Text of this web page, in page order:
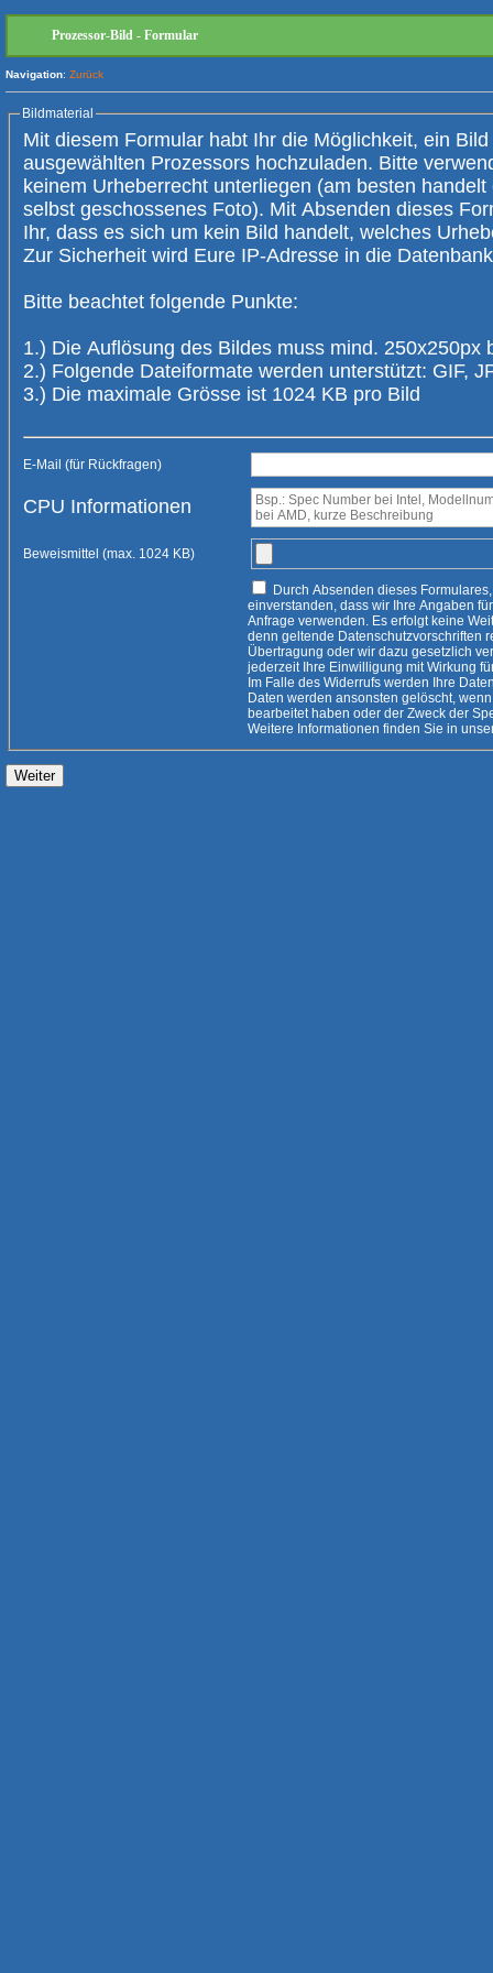
Prozessor-Bild - Formular
Navigation: Zurück
Bildmaterial
Mit diesem Formular habt Ihr die Möglichkeit, ein Bild
ausgewählten Prozessors hochzuladen. Bitte verwendet nur Bilder, die
keinem Urheberrecht unterliegen (am besten handelt es sich um ein
selbst geschossenes Foto). Mit Absenden dieses
Ihr, dass es sich um kein Bild handelt, welches Urheberrechte verletzt.
Zur Sicherheit wird Eure IP-
Bitte beachtet folgende Punkte:
1.) Die Auflösung des Bildes muss mind. 250x250px
2.) Folgende Dateiformate werden unterstützt: GIF,
3.) Die maximale Grösse ist 1024 KB pro Bild
E-Mail (für Rückfragen)
CPU Informationen
Beweismittel (max. 1024 KB)
einverstanden, dass wir Ihre Angaben für die Beantwortung Ihrer
Anfrage verwenden. Es erfolgt keine Weitergabe an Dritte, es sei
denn geltende Datenschutzvorschriften rechtfertigen eine
Übertragung oder wir dazu gesetzlich
jederzeit Ihre Einwilligung mit Wirkung
Im Falle des Widerrufs werden Ihre Daten
Daten werden ansonsten gelöscht,
bearbeitet haben oder der Zweck der Speicherung entfallen ist.
Weitere Informationen finden Sie